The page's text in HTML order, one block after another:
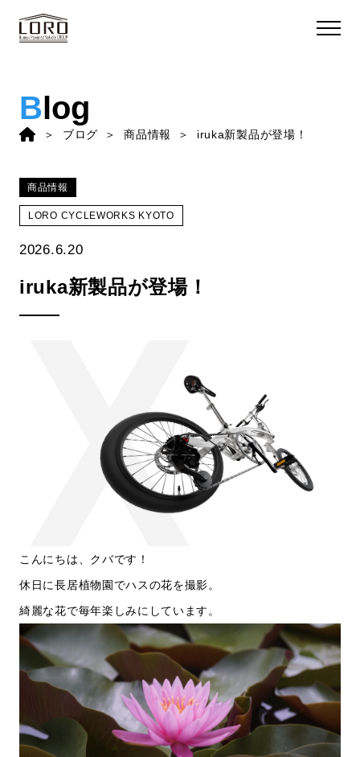
Blog
ブログ 商品情報 iruka新製品が登場！
商品情報
LORO CYCLEWORKS KYOTO
2026.6.20
iruka新製品が登場！
こんにちは、クバです！
休日に長居植物園でハスの花を撮影。
綺麗な花で毎年楽しみにしています。